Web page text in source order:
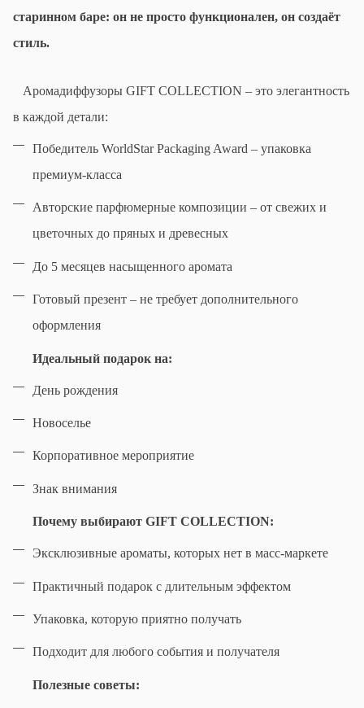
старинном баре: он не просто функционален, он создаёт
стиль.
Аромадиффузоры GIFT COLLECTION – это элегантность
в каждой детали:
Победитель WorldStar Packaging Award – упаковка
премиум-класса
Авторские парфюмерные композиции – от свежих и
цветочных до пряных и древесных
До 5 месяцев насыщенного аромата
Готовый презент – не требует дополнительного
оформления
Идеальный подарок на:
День рождения
Новоселье
Корпоративное мероприятие
Знак внимания
Почему выбирают GIFT COLLECTION:
Эксклюзивные ароматы, которых нет в масс-маркете
Практичный подарок с длительным эффектом
Упаковка, которую приятно получать
Подходит для любого события и получателя
Полезные советы: